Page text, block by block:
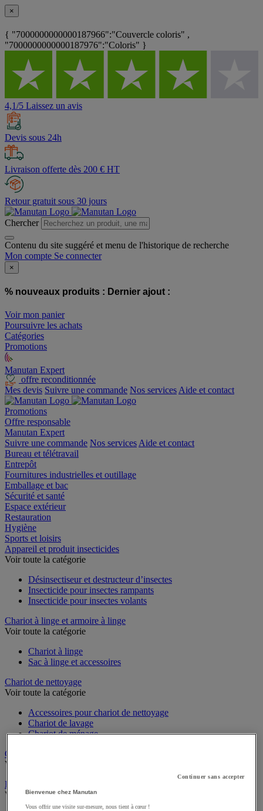
×
{ "7000000000000187966":"Couvercle coloris" ,
"7000000000000187976":"Coloris" }
4,1/5 Laissez un avis
Devis sous 24h
Livraison offerte dès 200 € HT
Retour gratuit sous 30 jours
Chercher
Contenu du site suggéré et menu de l'historique de recherche
Mon compte Se connecter
×
% nouveaux produits : Dernier ajout :
Voir mon panier
Poursuivre les achats
Catégories
Promotions
Manutan Expert
offre reconditionnée
Mes devis Suivre une commande Nos services Aide et contact
Promotions
Offre responsable
Manutan Expert
Suivre une commande Nos services Aide et contact
Bureau et télétravail
Entrepôt
Fournitures industrielles et outillage
Emballage et bac
Sécurité et santé
Espace extérieur
Restauration
Hygiène
Sports et loisirs
Appareil et produit insecticides
Voir toute la catégorie
Désinsectiseur et destructeur d’insectes
Insecticide pour insectes rampants
Insecticide pour insectes volants
Chariot à linge et armoire à linge
Voir toute la catégorie
Chariot à linge
Sac à linge et accessoires
Chariot de nettoyage
Voir toute la catégorie
Accessoires pour chariot de nettoyage
Chariot de lavage
Chariot de ménage
Cireuse à chaussures
Voir toute la catégorie
Équipement sanitaires, douche et salle de bain
Voir toute la catégorie
Continuer sans accepter
Bienvenue chez Manutan
Vous offrir une visite sur-mesure, nous tient à cœur !